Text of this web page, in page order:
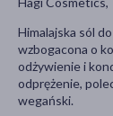
Himalajska sól
wzbogacona o
odżywienie i
odprężenie,
wegański.